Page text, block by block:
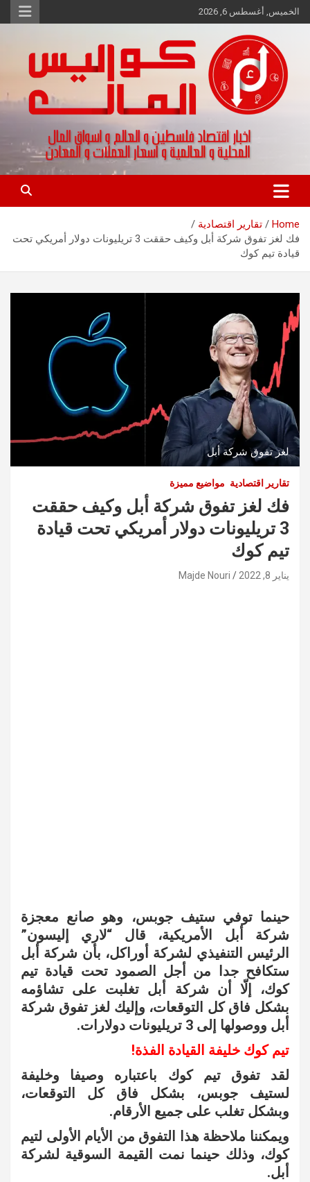
Skip
to
الخميس, أغسطس 6, 2026
كواليس المال
اخبار اقتصاد فلسطين و العالم و تقارير اسواق المال و العملات
Home
تقارير اقتصادية
فك لغز تفوق شركة أبل وكيف حققت 3 تريليونات دولار أمريكي تحت
قيادة تيم كوك
لغز تفوق شركة أبل
تقارير اقتصادية مواضيع مميزة
فك لغز تفوق شركة أبل وكيف حققت
3 تريليونات دولار أمريكي تحت قيادة
تيم كوك
يناير 8, 2022 Majde Nouri
حينما توفي ستيف جوبس، وهو صانع معجزة
شركة أبل الأمريكية، قال “لاري إليسون”
الرئيس التنفيذي لشركة أوراكل، بأن شركة أبل
ستكافح جدا من أجل الصمود تحت قيادة تيم
كوك، إلّا أن شركة أبل تغلبت على تشاؤمه
بشكل فاق كل التوقعات، وإليك لغز تفوق شركة
أبل ووصولها إلى 3 تريليونات دولارات.
تيم كوك خليفة القيادة الفذة!
لقد تفوق تيم كوك باعتباره وصيفا وخليفة
لستيف جوبس، بشكل فاق كل التوقعات،
وبشكل تغلب على جميع الأرقام.
ويمكننا ملاحظة هذا التفوق من الأيام الأولى لتيم
كوك، وذلك حينما نمت القيمة السوقية لشركة
أبل.